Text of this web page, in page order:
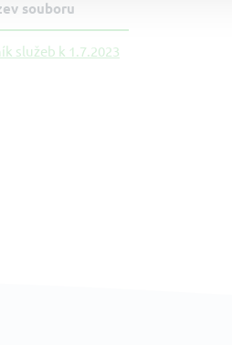
souboru
služeb k 1.7.2023